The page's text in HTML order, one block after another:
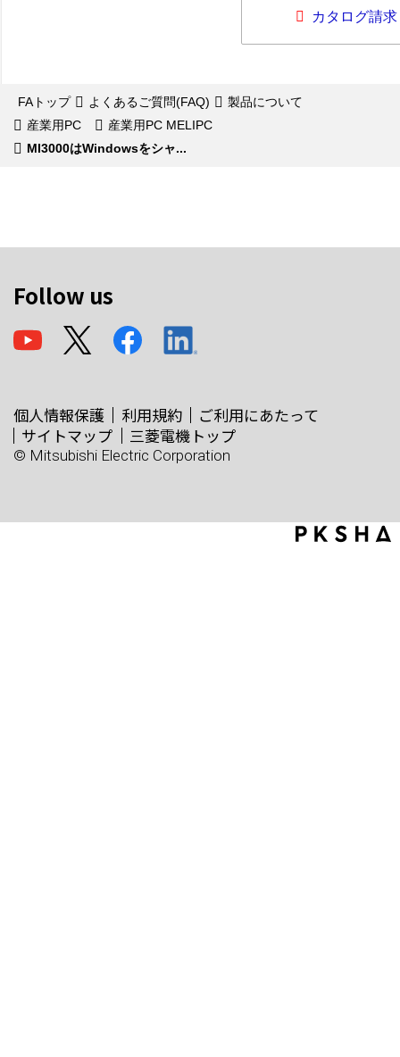
カタログ請求
FAトップ よくあるご質問(FAQ)
製品について
産業用PC
産業用PC MELIPC
MI3000はWindowsをシャ...
Follow us
個人情報保護 利用規約
ご利用にあたって
サイトマップ
三菱電機トップ
© Mitsubishi Electric Corporation